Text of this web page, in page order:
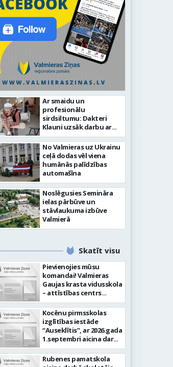
gājiens 2026
Ar smaidu un
profesionālu
sirdsiltumu: Dakteri
Klauni uzsāk darbu ar
senioriem Vidzemes
slimnīcā
No Valmieras uz Ukrainu
ceļā dodas vēl viena
humānās palīdzības
automašīna
Noslēgusies Semināra
ielas pārbūve un
stāvlaukuma izbūve
Valmierā
Skatīt visu
Pievienojies mūsu
komandai! Valmieras
Gaujas krasta vidusskola
– attīstības centrs
(adrese: Jumaras iela 9,
Valmiera) aicina darbā
SPECIĀLO PEDAGOGU
PIRMSSKOLĀ. Ja Tev ir
vēlme: Veikt bērnu
attīstības, mācīšanās un
speciālo vajadzību
izvērtēšanu savas
Kocēnu pirmsskolas
izglītības iestāde
“Auseklītis”, ar 2026.gada
1.septembri aicina darbā
radošu pirmsskolas
izglītības mūzikas
skolotāju (0,675 likmes,
Rubenes pamatskola